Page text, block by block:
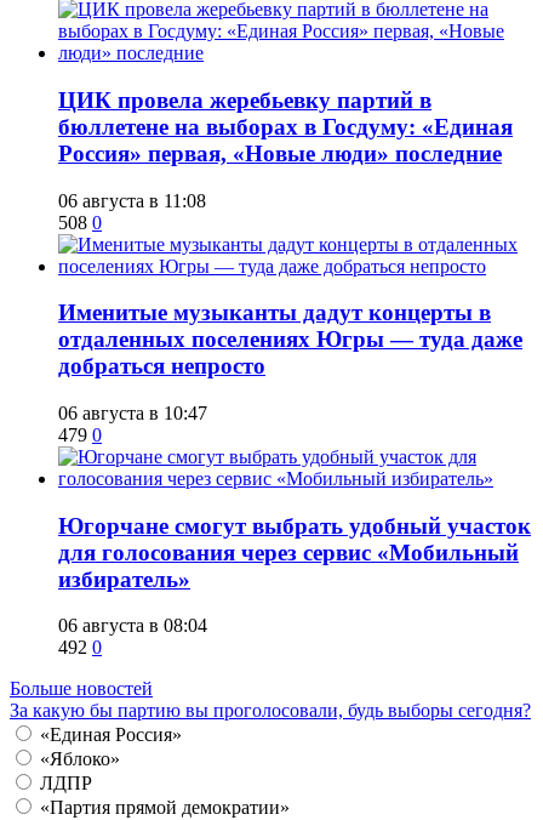
ЦИК провела жеребьевку партий в
бюллетене на выборах в Госдуму: «Единая
Россия» первая, «Новые люди» последние
06 августа в 11:08
508 0
Именитые музыканты дадут концерты в
отдаленных поселениях Югры — туда даже
добраться непросто
06 августа в 10:47
479 0
Югорчане смогут выбрать удобный участок
для голосования через сервис «Мобильный
избиратель»
06 августа в 08:04
492 0
Больше новостей
За какую бы партию вы проголосовали, будь выборы сегодня?
«Единая Россия»
«Яблоко»
ЛДПР
«Партия прямой демократии»